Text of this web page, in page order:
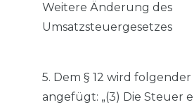
Weitere Änderung des
Umsatzsteuergesetzes
5. Dem § 12 wird folgender
angefügt: „(3) Die Steuer